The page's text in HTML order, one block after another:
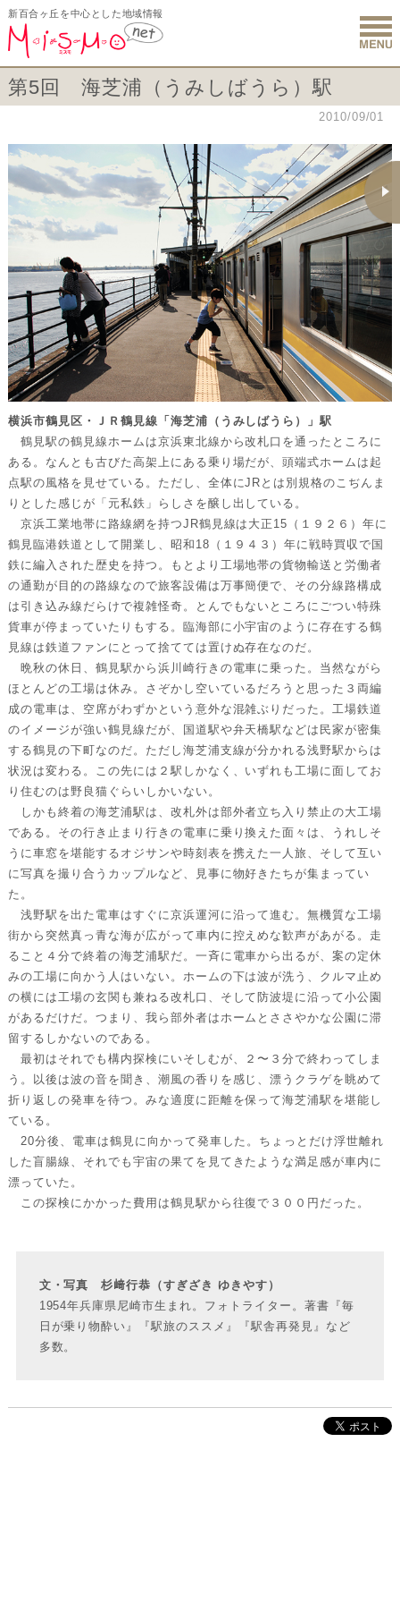
新百合ヶ丘を中心とした地域情報
新百合ヶ
第5回 海芝浦（うみしばうら）駅
2010/09/01
横浜市鶴見区・ＪＲ鶴見線「海芝浦（うみしばうら）」駅
鶴見駅の鶴見線ホームは京浜東北線から改札口を通ったところに
ある。なんとも古びた高架上にある乗り場だが、頭端式ホームは起
点駅の風格を見せている。ただし、全体にJRとは別規格のこぢんま
りとした感じが「元私鉄」らしさを醸し出している。
京浜工業地帯に路線網を持つJR鶴見線は大正15（１９２６）年に
鶴見臨港鉄道として開業し、昭和18（１９４３）年に戦時買収で国
鉄に編入された歴史を持つ。もとより工場地帯の貨物輸送と労働者
の通勤が目的の路線なので旅客設備は万事簡便で、その分線路構成
は引き込み線だらけで複雑怪奇。とんでもないところにごつい特殊
貨車が停まっていたりもする。臨海部に小宇宙のように存在する鶴
見線は鉄道ファンにとって捨てては置けぬ存在なのだ。
晩秋の休日、鶴見駅から浜川崎行きの電車に乗った。当然ながら
ほとんどの工場は休み。さぞかし空いているだろうと思った３両編
成の電車は、空席がわずかという意外な混雑ぶりだった。工場鉄道
のイメージが強い鶴見線だが、国道駅や弁天橋駅などは民家が密集
する鶴見の下町なのだ。ただし海芝浦支線が分かれる浅野駅からは
状況は変わる。この先には２駅しかなく、いずれも工場に面してお
り住むのは野良猫ぐらいしかいない。
しかも終着の海芝浦駅は、改札外は部外者立ち入り禁止の大工場
である。その行き止まり行きの電車に乗り換えた面々は、うれしそ
うに車窓を堪能するオジサンや時刻表を携えた一人旅、そして互い
に写真を撮り合うカップルなど、見事に物好きたちが集まってい
た。
浅野駅を出た電車はすぐに京浜運河に沿って進む。無機質な工場
街から突然真っ青な海が広がって車内に控えめな歓声があがる。走
ること４分で終着の海芝浦駅だ。一斉に電車から出るが、案の定休
みの工場に向かう人はいない。ホームの下は波が洗う、クルマ止め
の横には工場の玄関も兼ねる改札口、そして防波堤に沿って小公園
があるだけだ。つまり、我ら部外者はホームとささやかな公園に滞
留するしかないのである。
最初はそれでも構内探検にいそしむが、２〜３分で終わってしま
う。以後は波の音を聞き、潮風の香りを感じ、漂うクラゲを眺めて
折り返しの発車を待つ。みな適度に距離を保って海芝浦駅を堪能し
ている。
20分後、電車は鶴見に向かって発車した。ちょっとだけ浮世離れ
した盲腸線、それでも宇宙の果てを見てきたような満足感が車内に
漂っていた。
この探検にかかった費用は鶴見駅から往復で３００円だった。
文・写真 杉﨑行恭（すぎざき ゆきやす）
1954年兵庫県尼崎市生まれ。フォトライター。著書『毎
日が乗り物酔い』『駅旅のススメ』『駅舎再発見』など
多数。